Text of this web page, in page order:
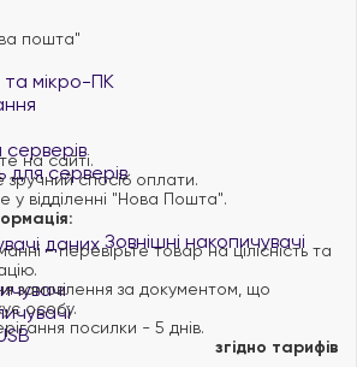
мікро-ПК
серверів
Зовнішні накопичувачі
пошта"
на сайті.
спосіб оплати.
у відділенні "Нова Пошта".
- перевірьте товар на цілісність та
замовлення за документом, що
особу.
посилки - 5 днів.
згідно тарифів